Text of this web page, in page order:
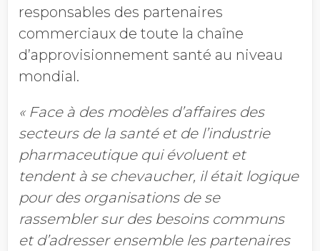
responsables des partenaires
commerciaux de toute la chaîne
d’approvisionnement santé au niveau
mondial.
« Face à des modèles d’affaires des
secteurs de la santé et de l’industrie
pharmaceutique qui évoluent et
tendent à se chevaucher, il était logique
pour des organisations de se
rassembler sur des besoins communs
et d’adresser ensemble les partenaires